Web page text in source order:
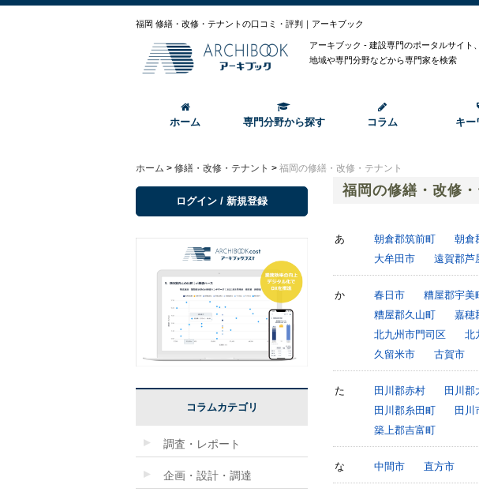
福岡 修繕・改修・テナントの口コミ・評判｜アーキブック
アーキブック - 建設専門のポータルサイト
地域や専門分野などから専門家を検索
ホーム 専門分野から探す コラム キー
ホーム > 修繕・改修・テナント > 福岡の修繕・改修・テナント
福岡の修繕・改修
あ 朝倉郡筑前町 朝倉
大牟田市
遠賀郡芦
か 春日市 糟屋郡宇美
糟屋郡久山町
嘉穂
北九州市門司区
北
久留米市
古賀市
た 田川郡赤村 田川郡
田川郡糸田町
田川
築上郡吉富町
な 中間市 直方市
ログイン / 新規登録
コラムカテゴリ
調査・レポート
企画・設計・調達